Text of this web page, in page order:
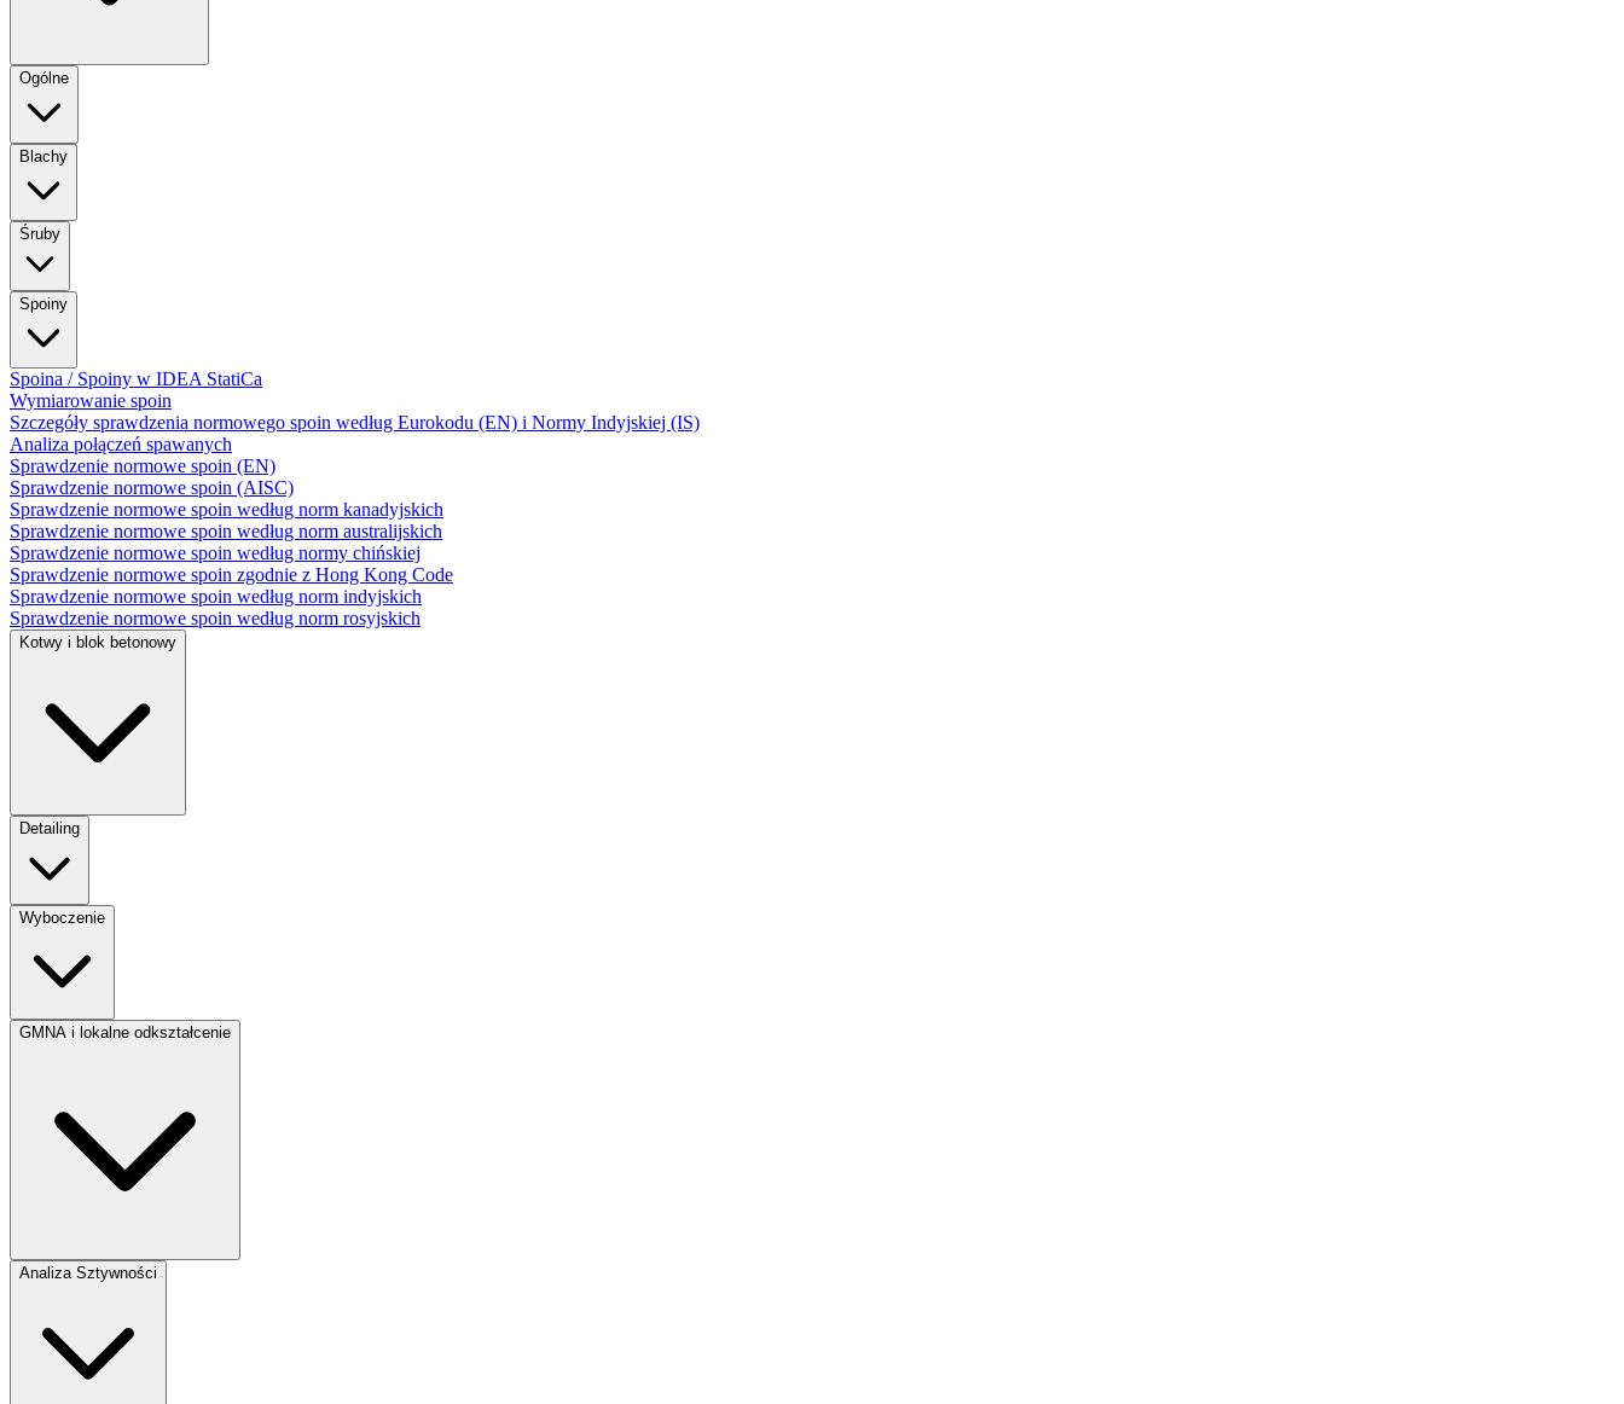
Ogólne
Blachy
Śruby
Spoiny
Spoina / Spoiny w IDEA StatiCa
Wymiarowanie spoin
Szczegóły sprawdzenia normowego spoin według Eurokodu (EN) i Normy Indyjskiej (IS)
Analiza połączeń spawanych
Sprawdzenie normowe spoin (EN)
Sprawdzenie normowe spoin (AISC)
Sprawdzenie normowe spoin według norm kanadyjskich
Sprawdzenie normowe spoin według norm australijskich
Sprawdzenie normowe spoin według normy chińskiej
Sprawdzenie normowe spoin zgodnie z Hong Kong Code
Sprawdzenie normowe spoin według norm indyjskich
Sprawdzenie normowe spoin według norm rosyjskich
Kotwy i blok betonowy
Detailing
Wyboczenie
GMNA i lokalne odkształcenie
Analiza Sztywności